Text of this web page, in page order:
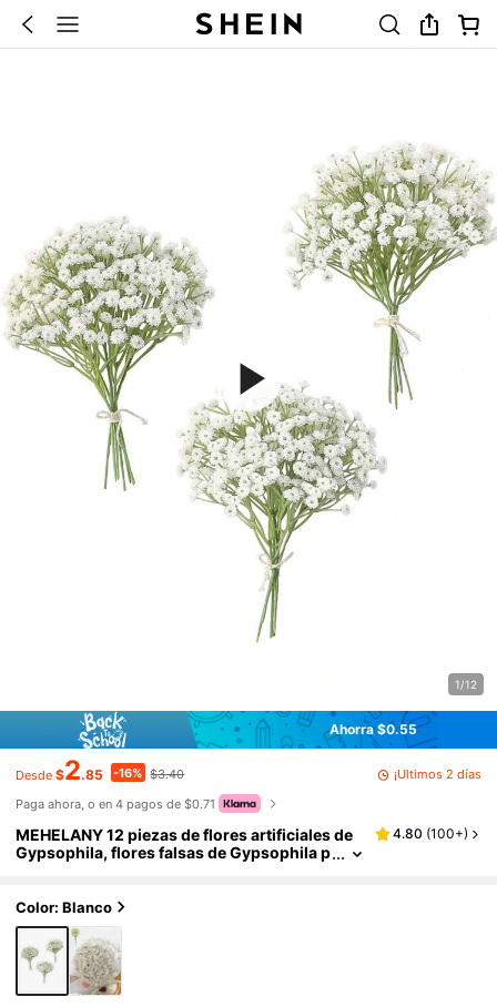
1/12
Ahorra $0.55
Desde $2.85 -16% $3.40
¡Últimos 2 días
Paga ahora, o en 4 pagos de $0.71
MEHELANY 12 piezas de flores artificiales de
Gypsophila, flores falsas de Gypsophila p
el hogar, centros de mesa de Acción de Gracia
s y festivales de cosecha, ramos de novia, dec
oraciones de boda, arreglos florales, jardín ex
terior, cumpleaños, regalos de novia
4.80 (100+)
Color: Blanco